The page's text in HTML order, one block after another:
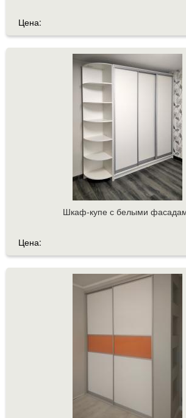
Цена:
Шкаф-купе с белыми
Цена: